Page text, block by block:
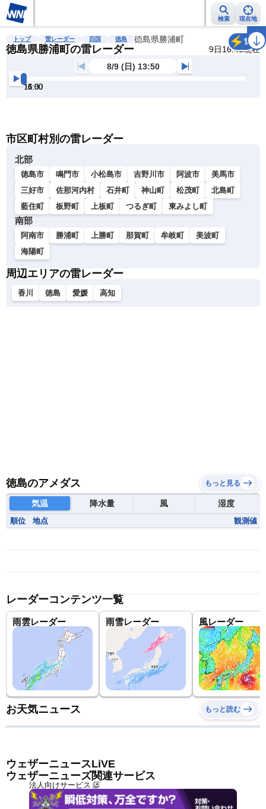
検索 現在地
雨雲レーダー 台風情報 地震情報 警報・注意報 2週間天気 ラ
トップ 雷レーダー 四国 徳島 徳島県勝浦町
徳島県勝浦町の雷レーダー 9日16:40現在
雷
8/9 (日) 13:50
14:00
14:30
15:00
15:30
16:00
16:30
市区町村別の雷レーダー
北部
徳島市 鳴門市 小松島市 吉野川市 阿波市
美馬市
三好市
佐那河内村 石井町 神山町 松茂町
北島町
藍住町
板野町 上板町 つるぎ町 東みよし町
南部
阿南市 勝浦町 上勝町 那賀町 牟岐町
美波町
海陽町
周辺エリアの雷レーダー
香川 徳島 愛媛 高知
徳島のアメダス もっと見る
気温 降水量 風 湿度
順位 地点 観測値
レーダーコンテンツ一覧
雨雲レーダー 雨雪レーダー 風レーダー
お天気ニュース もっと読む
ウェザーニュースLiVE
ウェザーニューズ関連サービス
法人向けサービス